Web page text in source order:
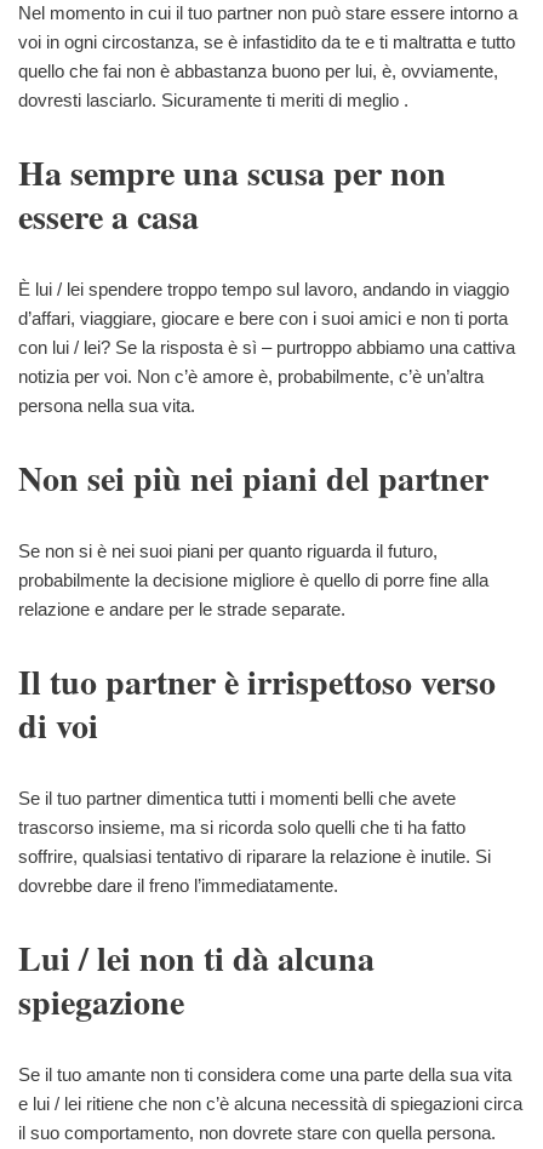
Nel momento in cui il tuo partner non può stare essere intorno a
voi in ogni circostanza, se è infastidito da te e ti maltratta e tutto
quello che fai non è abbastanza buono per lui, è, ovviamente,
dovresti lasciarlo. Sicuramente ti meriti di meglio .
Ha sempre una scusa per non
essere a casa
È lui / lei spendere troppo tempo sul lavoro, andando in viaggio
d’affari, viaggiare, giocare e bere con i suoi amici e non ti porta
con lui / lei? Se la risposta è sì – purtroppo abbiamo una cattiva
notizia per voi. Non c’è amore è, probabilmente, c’è un’altra
persona nella sua vita.
Non sei più nei piani del partner
Se non si è nei suoi piani per quanto riguarda il futuro,
probabilmente la decisione migliore è quello di porre fine alla
relazione e andare per le strade separate.
Il tuo partner è irrispettoso verso
di voi
Se il tuo partner dimentica tutti i momenti belli che avete
trascorso insieme, ma si ricorda solo quelli che ti ha fatto
soffrire, qualsiasi tentativo di riparare la relazione è inutile. Si
dovrebbe dare il freno l’immediatamente.
Lui / lei non ti dà alcuna
spiegazione
Se il tuo amante non ti considera come una parte della sua vita
e lui / lei ritiene che non c’è alcuna necessità di spiegazioni circa
il suo comportamento, non dovrete stare con quella persona.